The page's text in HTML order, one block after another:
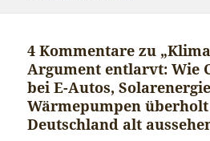
4 Kommentare zu
Argument entlarvt: Wie
bei E-Autos,
Wärmepumpen überholt
Deutschland alt